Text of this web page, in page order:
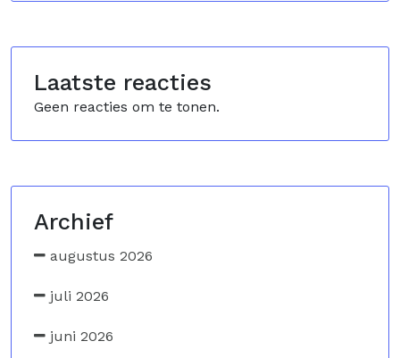
Laatste reacties
Geen reacties om te tonen.
Archief
augustus 2026
juli 2026
juni 2026